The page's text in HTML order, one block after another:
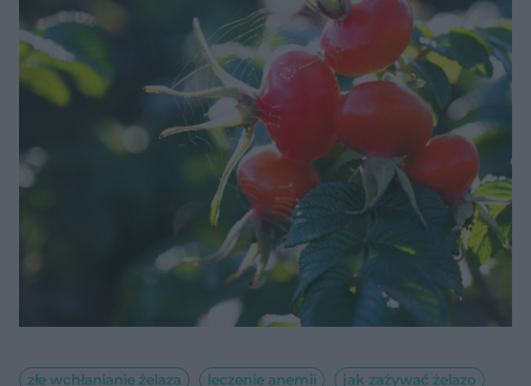
złe wchłanianie żelaza leczenie anemii
jak zażywać żelazo